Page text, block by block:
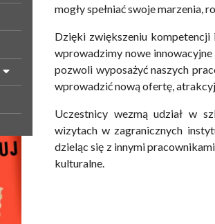
mogły spełniać swoje marzenia,
Dzięki zwiększeniu
wprowadzimy nowe
pozwoli wyposażyć naszych
wprowadzić nową ofertę,
Uczestnicy wezmą udział w
wizytach w zagranicznych
dzieląc się z innymi
kulturalne.